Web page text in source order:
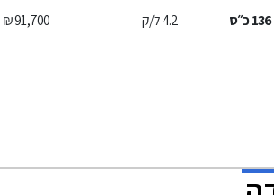
136כ״ס 4.2ל/ק 91,700 ₪